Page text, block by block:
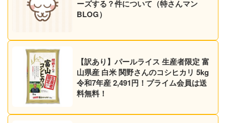
ーズする？件について（特さんマン
BLOG）
【訳あり】パールライス 生産者限定 富
山県産 白米 関野さんのコシヒカリ 5kg
令和7年産 2,491円！プライム会員は送
料無料！